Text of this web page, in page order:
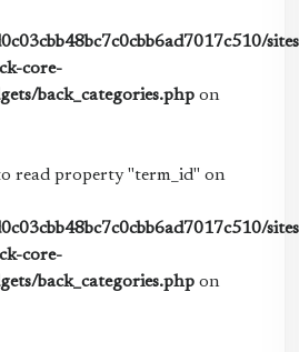
core-
back_categories.php on
read property "term_id" on
core-
back_categories.php on